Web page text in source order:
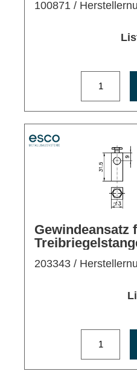
100871 /
Gewindeansatz
203343 /